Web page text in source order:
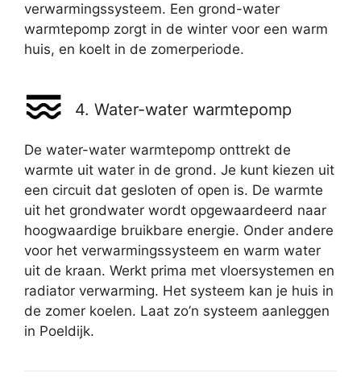
verwarmingssysteem. Een grond-water
warmtepomp zorgt in de winter voor een warm
huis, en koelt in de zomerperiode.
4. Water-water warmtepomp
De water-water warmtepomp onttrekt de
warmte uit water in de grond. Je kunt kiezen uit
een circuit dat gesloten of open is. De warmte
uit het grondwater wordt opgewaardeerd naar
hoogwaardige bruikbare energie. Onder andere
voor het verwarmingssysteem en warm water
uit de kraan. Werkt prima met vloersystemen en
radiator verwarming. Het systeem kan je huis in
de zomer koelen. Laat zo’n systeem aanleggen
in Poeldijk.